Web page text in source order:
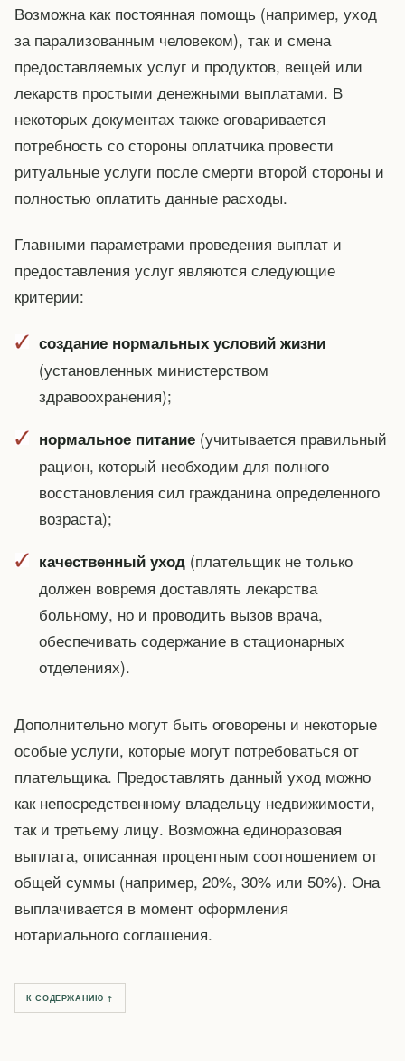
Возможна как постоянная помощь (например, уход
за парализованным человеком), так и смена
предоставляемых услуг и продуктов, вещей или
лекарств простыми денежными выплатами. В
некоторых документах также оговаривается
потребность со стороны оплатчика провести
ритуальные услуги после смерти второй стороны и
полностью оплатить данные расходы.
Главными параметрами проведения выплат и
предоставления услуг являются следующие
критерии:
создание нормальных условий жизни
(установленных министерством
здравоохранения);
нормальное питание(учитывается правильный
рацион, который необходим для полного
восстановления сил гражданина определенного
возраста);
качественный уход(плательщик не только
должен вовремя доставлять лекарства
больному, но и проводить вызов врача,
обеспечивать содержание в стационарных
отделениях).
Дополнительно могут быть оговорены и некоторые
особые услуги, которые могут потребоваться от
плательщика. Предоставлять данный уход можно
как непосредственному владельцу недвижимости,
так и третьему лицу. Возможна единоразовая
выплата, описанная процентным соотношением от
общей суммы (например, 20%, 30% или 50%). Она
выплачивается в момент оформления
нотариального соглашения.
К СОДЕРЖАНИЮ ↑